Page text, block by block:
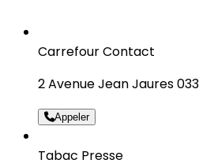
Carrefour Contact
2 Avenue Jean Jaures
Appeler
Tabac Presse